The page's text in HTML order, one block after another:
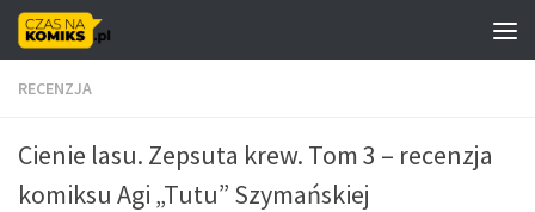
Skip to content
RECENZJA
Cienie lasu. Zepsuta krew. Tom 3 – recenzja
komiksu Agi „Tutu” Szymańskiej